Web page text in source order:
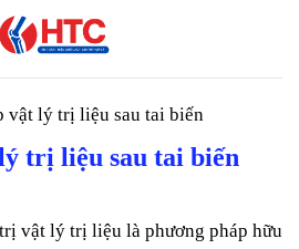
vật lý trị liệu sau tai biến
trị liệu sau tai biến
vật lý trị liệu là phương pháp hữu